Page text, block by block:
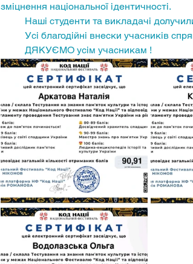
зміцнення національної ідентичності.
Наші студенти та викладачі
Усі благодійні внески учасників
	ДЯКУЄМО усім учасникам !